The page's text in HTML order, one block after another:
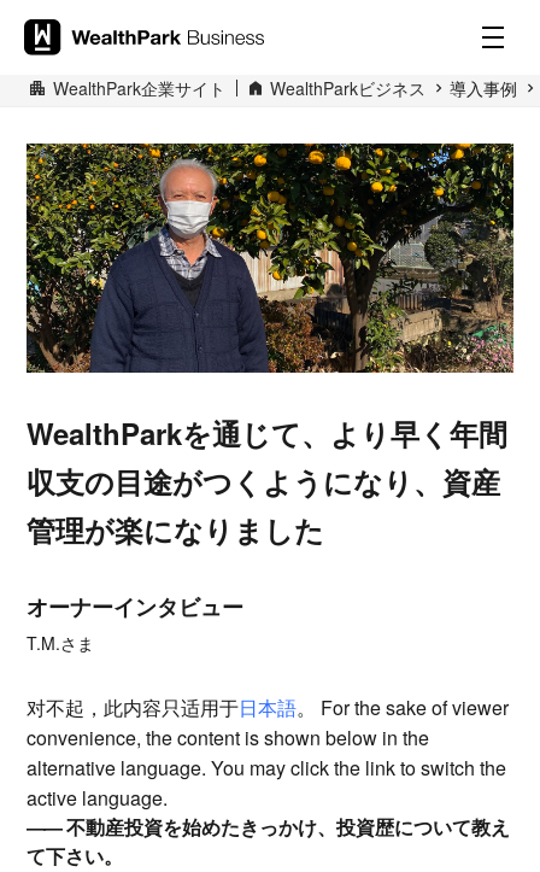
WealthPark企業サイト WealthParkビジネス 導入事例
WealthParkを通じて、より早く年間
収支の目途がつくようになり、資産
管理が楽になりました
オーナーインタビュー
T.M.さま
对不起，此内容只适用于日本語。 For the sake of viewer
convenience, the content is shown below in the
alternative language. You may click the link to switch the
active language.
不動産投資を始めたきっかけ、投資歴について教え
て下さい。